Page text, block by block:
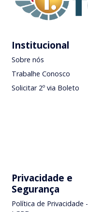
Institucional
Sobre nós
Trabalhe Conosco
Solicitar 2º via Boleto
Privacidade e
Segurança
Política de Privacidade -